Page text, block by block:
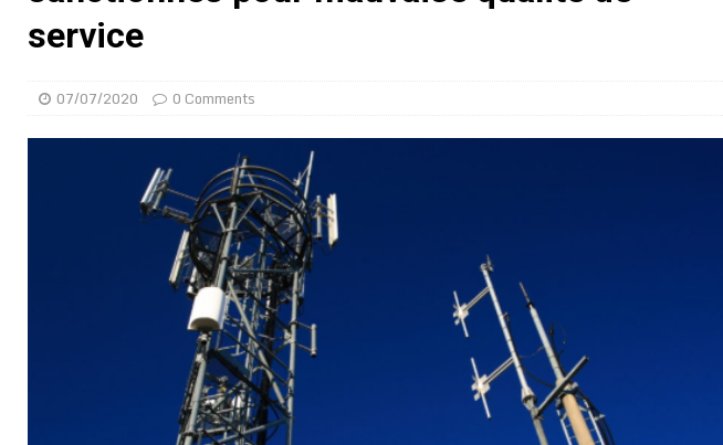
[ 01/08/2026 ] Quatre candidats à la succession d’Infantino à la tête de la FIFA
[ 01/08/2026 ] Bénin : Romuald Wadagni reçoit le milliardaire Aliko Dangote
A LA UNE
[ 31/07/2026 ] Niger : le FMI débloque une bouffée d’oxygène financière
[ 31/07/2026 ] Franco Baresi, légendaire défenseur de l’Italie et de l’AC Milan, est mort à
[ 31/07/2026 ] Benjamin Mendy a vendu aux enchères son trophée de la Coupe du monde
[ 31/07/2026 ] Bénin : les membres du Sénat installés
A LA UNE
[ 31/07/2026 ] Projet d’investisseurs à la Fifa: l’UEFA menace à «l’unanimité» d’un
BUSINESS
[ 30/07/2026 ] Mali : au moins 19 soldats exécutés, Amnesty International exige une
[ 05/08/2026 ] Hervé Renard devient sélectionneur des Eléphants de Côte d’Ivoire
service
07/07/2020 0 Comments